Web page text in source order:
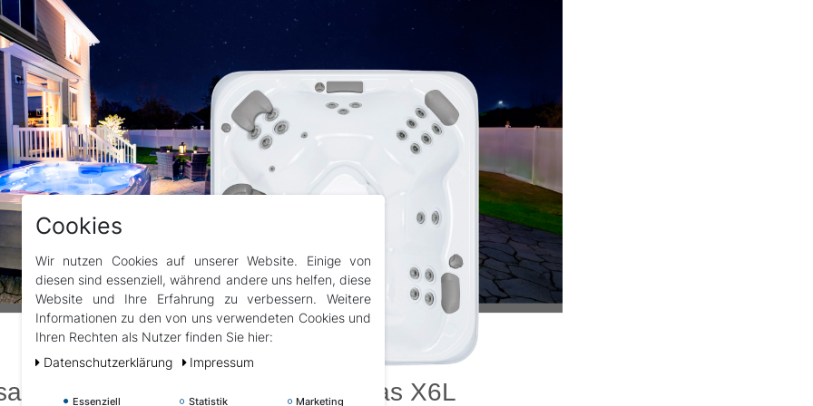
Auszeiten – der Bullfrog Spas X6L
Cookies
Wir nutzen Cookies auf unserer Website. Einige von
diesen sind essenziell, während andere uns helfen, diese
Website und Ihre Erfahrung zu verbessern. Weitere
Informationen zu den von uns verwendeten Cookies und
Ihren Rechten als Nutzer finden Sie hier:
Daten­schutz­erklärung
Impressum
Essenziell Statistik
Marketing